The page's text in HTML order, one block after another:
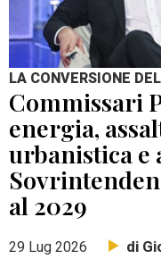
LA CONVERSIONE
Commissari
energia,
urbanistica e
al 2029
29 Lug 2026 di